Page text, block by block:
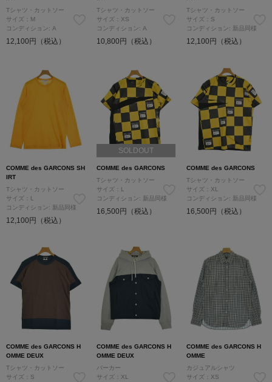
Tシャツ・カットソー
サイズ：M
コンディション: A
12,100円（税込）
Tシャツ・カットソー
サイズ：XS
コンディション: A
10,800円（税込）
Tシャツ・カットソー
サイズ：S
コンディション: 新品同様
12,100円（税込）
COMME des GARCONS SH
IRT
Tシャツ・カットソー
サイズ：L
コンディション: 新品同様
12,100円（税込）
SOLDOUT
COMME des GARCONS
Tシャツ・カットソー
サイズ：L
コンディション: 新品同様
16,500円（税込）
COMME des GARCONS
Tシャツ・カットソー
サイズ：XL
コンディション: 新品同様
16,500円（税込）
COMME des GARCONS H
OMME DEUX
Tシャツ・カットソー
サイズ：S
COMME des GARCONS H
OMME DEUX
パーカー
サイズ：XL
COMME des GARCONS H
OMME
カジュアルシャツ
サイズ：XS